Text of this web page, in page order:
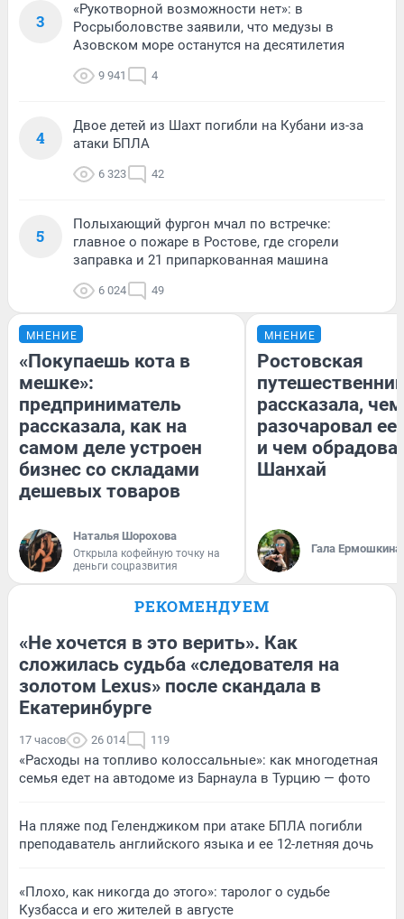
3
«Рукотворной возможности нет»: в
Росрыболовстве заявили, что медузы в
Азовском море останутся на десятилетия
9 941 4
4
Двое детей из Шахт погибли на Кубани из-за
атаки БПЛА
6 323 42
5
Полыхающий фургон мчал по встречке:
главное о пожаре в Ростове, где сгорели
заправка и 21 припаркованная машина
6 024 49
МНЕНИЕ
«Покупаешь кота в
мешке»:
предприниматель
рассказала, как на
самом деле устроен
бизнес со складами
дешевых товаров
Наталья Шорохова
Открыла кофейную точку на
деньги соцразвития
МНЕНИЕ
Ростовская
рассказала, чем
разочаровал
и чем
Шанхай
Гала Ермошкина
РЕКОМЕНДУЕМ
«Не хочется в это верить». Как
сложилась судьба «следователя на
золотом Lexus» после скандала в
Екатеринбурге
17 часов 26 014 119
«Расходы на топливо колоссальные»: как многодетная
семья едет на автодоме из Барнаула в Турцию — фото
На пляже под Геленджиком при атаке БПЛА погибли
преподаватель английского языка и ее 12-летняя дочь
«Плохо, как никогда до этого»: таролог о судьбе
Кузбасса и его жителей в августе